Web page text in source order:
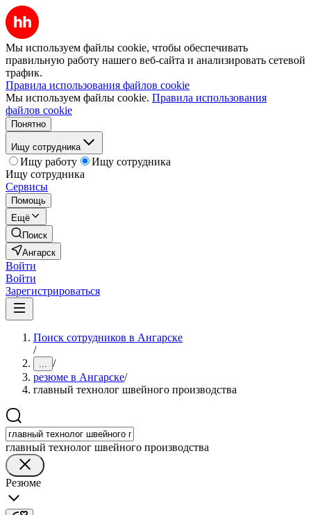
Мы используем файлы cookie, чтобы обеспечивать
правильную работу нашего веб-сайта и анализировать сетевой
трафик.
Правила использования файлов cookie
Мы используем файлы cookie. Правила использования
файлов cookie
Понятно
Ищу сотрудника
Ищу работу
Ищу сотрудника
Ищу сотрудника
Сервисы
Помощь
Ещё
Поиск
Ангарск
Войти
Войти
Зарегистрироваться
Поиск сотрудников в Ангарске
/
... /
резюме в Ангарске/
главный технолог швейного производства
главный технолог швейного производства
Резюме